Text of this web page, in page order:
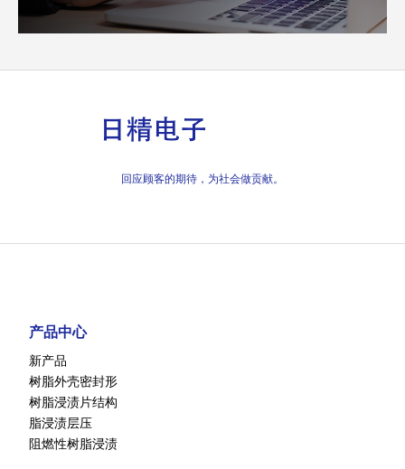
回应顾客的期待，为社会做贡献。
产品中心
新产品
树脂外壳密封形
树脂浸渍片结构
脂浸渍层压
阻燃性树脂浸渍